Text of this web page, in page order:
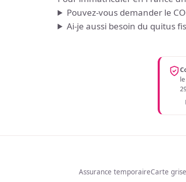
Pouvez-vous demander le
Ai-je aussi besoin du quitus
Assurance temporaireCarte grise